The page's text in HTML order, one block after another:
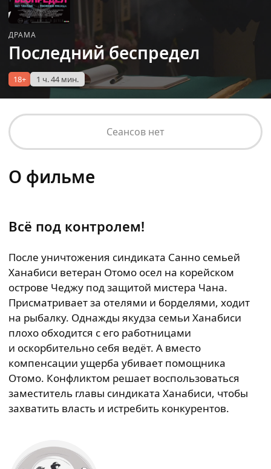
ДРАМА
Последний беспредел
18+ 1 ч. 44 мин.
Сеансов нет
О фильме
Всё под контролем!
После уничтожения синдиката Санно семьей
Ханабиси ветеран Отомо осел на корейском
острове Чеджу под защитой мистера Чана.
Присматривает за отелями и борделями, ходит
на рыбалку. Однажды якудза семьи Ханабиси
плохо обходится с его работницами
и оскорбительно себя ведёт. А вместо
компенсации ущерба убивает помощника
Отомо. Конфликтом решает воспользоваться
заместитель главы синдиката Ханабиси, чтобы
захватить власть и истребить конкурентов.